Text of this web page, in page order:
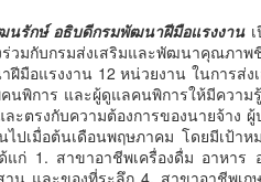
นรักษ์ อธิบดีกรมพัฒนาฝีมือแรงงานเ
วมกับกรมส่งเสริมและพัฒนาคุณภา
ฝีมือแรงงาน 12 หน่วยงาน ในการ
นพิการ และผู้ดูแลคนพิการให้มีควา
ะตรงกับความต้องการของนายจ้าง ผู้
ปเมื่อต้นเดือนพฤษภาคม โดยมีเป้
แก่ 1. สาขาอาชีพเครื่องดื่ม อาหา
น และของที่ระลึก 4. สาขาอาชีพเ
กรุงเทพฯ เพื่อรวบรวม ยกระดับ และ
การสร้างมูลค่าเพิ่มทางเศรษฐกิจ และ
งานแถลงข่า
6
ไอซ์ล๊อตมหึมากว่า 300 โ
นครบาล 1 กัดไม่ปล่อย! แกะรอยขยา
300 โล ก่อนเข้ากลางกรุง
ย้อนไปเมื่อ 16 มี.ค.2569 ที่ผ่านมา ก